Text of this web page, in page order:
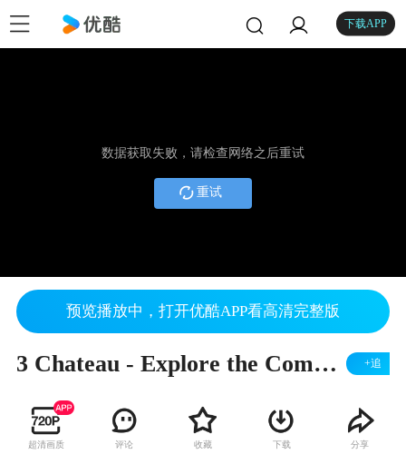
下载APP
数据获取失败，请检查网络之后重试
重试
预览播放中，打开优酷APP看高清完整版
3 Chateau - Explore the Component Grid +追
超清画质 评论 收藏 下载 分享